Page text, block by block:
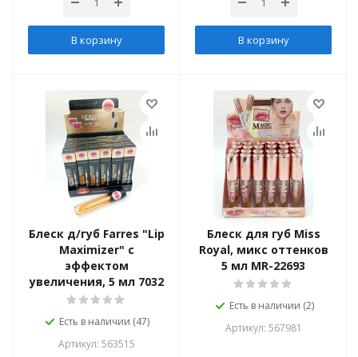
В корзину В корзину
Блеск д/губ Farres "Lip
Maximizer" с
эффектом
увеличения, 5 мл 7032
Есть в наличии (47)
Артикул: 563515
Блеск для губ Miss
Royal, микс оттенков
5 мл MR-22693
Есть в наличии (2)
Артикул: 567981